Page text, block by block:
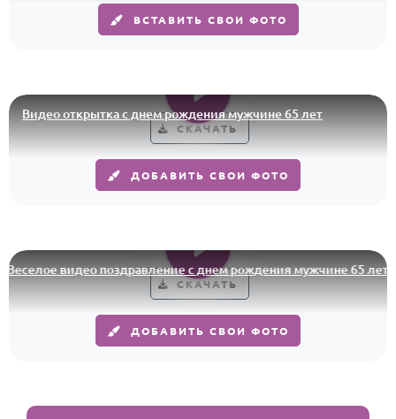
ВСТАВИТЬ СВОИ ФОТО
Видео открытка с днем рождения мужчине 65 лет
СКАЧАТЬ
ДОБАВИТЬ СВОИ ФОТО
видео поздравление с днем рождения мужчине 65 лет
СКАЧАТЬ
ДОБАВИТЬ СВОИ ФОТО